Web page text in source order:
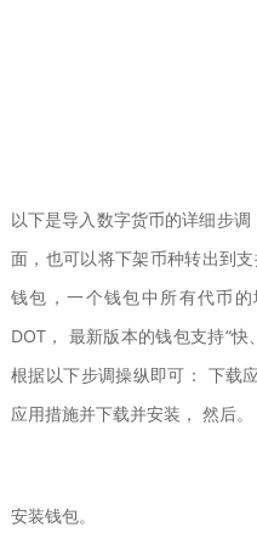
以下是导入数字货币的详细步
面，也可以将下架币种转出到
钱包，一个钱包中所有代币
DOT， 最新版本的钱包支持“
根据以下步调操纵即可： 下载
应用措施并下载并安装， 然后。
安装钱包。